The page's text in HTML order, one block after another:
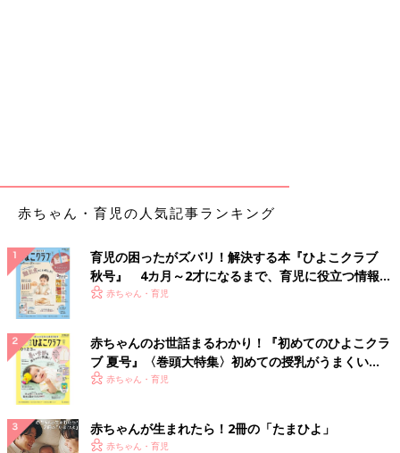
赤ちゃん・育児の人気記事ランキング
育児の困ったがズバリ！解決する本『ひよこクラブ
秋号』 4カ月～2才になるまで、育児に役立つ情報が
いっぱい！
赤ちゃん・育児
赤ちゃんのお世話まるわかり！『初めてのひよこクラ
ブ 夏号』〈巻頭大特集〉初めての授乳がうまくい
く！ おっぱい・ミルクの基本と夏のトラブル 解決テ
赤ちゃん・育児
赤ちゃんが生まれたら！2冊の「たまひよ」
赤ちゃん・育児